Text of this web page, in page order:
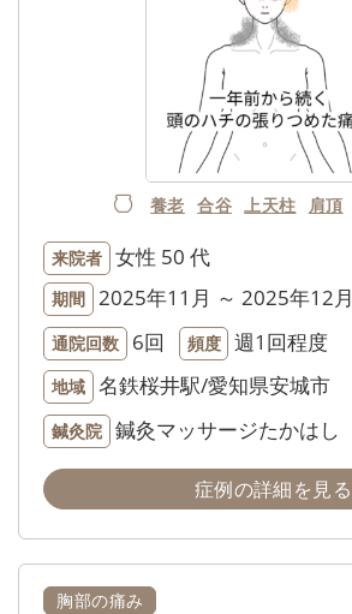
養老 合谷 上天柱 肩頂
来院者 女性 50 代
期間 2025年11月 ～ 2025年12月
通院回数 6回 頻度 週1回程度
地域 名鉄桜井駅/愛知県安城市
鍼灸院 鍼灸マッサージたかはし
症例の詳細を見る
胸部の痛み